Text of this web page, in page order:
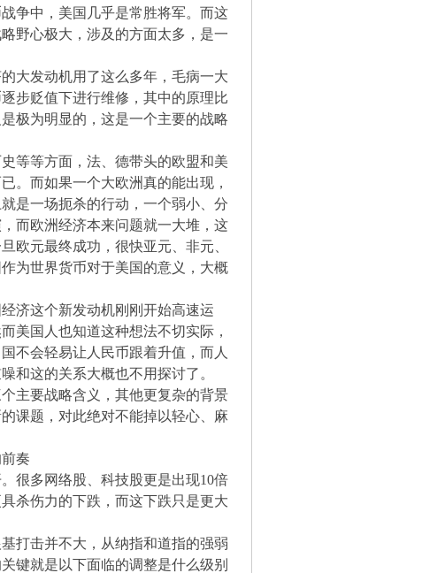
争中，美国几乎是常胜将军。而这
野心极大，涉及的方面太多，是一
大发动机用了这么多年，毛病一大
步贬值下进行维修，其中的原理比
极为明显的，这是一个主要的战略
等等方面，法、德带头的欧盟和美
。而如果一个大欧洲真的能出现，
是一场扼杀的行动，一个弱小、分
而欧洲经济本来问题就一大堆，这
欧元最终成功，很快亚元、非元、
为世界货币对于美国的意义，大概
济这个新发动机刚刚开始高速运
美国人也知道这种想法不切实际，
不会轻易让人民币跟着升值，而人
和这的关系大概也不用探讨了。
主要战略含义，其他更复杂的背景
课题，对此绝对不能掉以轻心、麻
奏
很多网络股、科技股更是出现10倍
杀伤力的下跌，而这下跌只是更大
打击并不大，从纳指和道指的强弱
键就是以下面临的调整是什么级别